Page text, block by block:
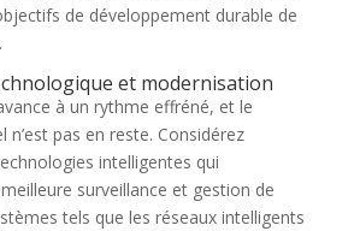
de développement durable de
et modernisation
à un rythme effréné, et le
n’est pas en reste. Considérez
intelligentes qui
surveillance et gestion de
tels que les réseaux intelligents